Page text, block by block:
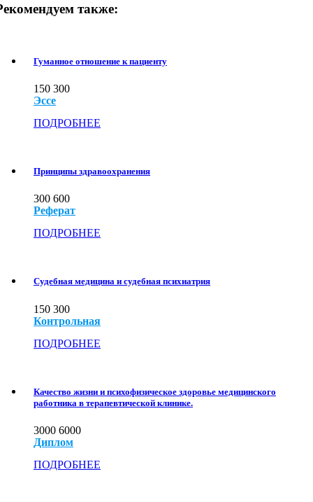
также:
Гуманное отношение к пациенту
150 300
Эссе
ПОДРОБНЕЕ
Принципы здравоохранения
300 600
Реферат
ПОДРОБНЕЕ
Судебная медицина и судебная психиатрия
150 300
Контрольная
ПОДРОБНЕЕ
Качество жизни и психофизическое здоровье медицинского
работника в терапевтической клинике.
3000 6000
Диплом
ПОДРОБНЕЕ